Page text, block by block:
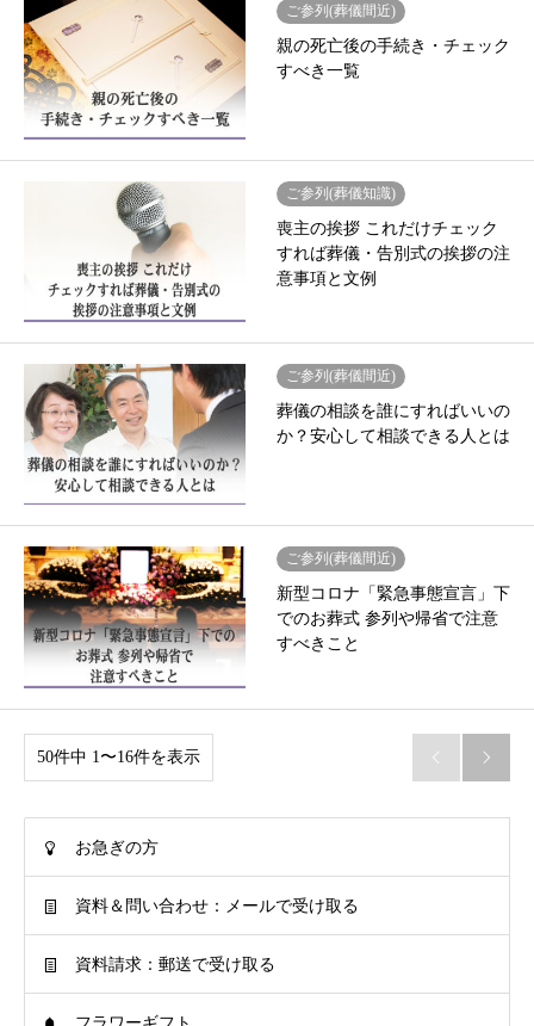
ご参列(葬儀間近)
親の死亡後の手続き・チェック
すべき一覧
ご参列(葬儀知識)
喪主の挨拶 これだけチェック
すれば葬儀・告別式の挨拶の注
意事項と文例
ご参列(葬儀間近)
葬儀の相談を誰にすればいいの
か？安心して相談できる人とは
ご参列(葬儀間近)
新型コロナ「緊急事態宣言」下
でのお葬式 参列や帰省で注意
すべきこと
50件中 1〜16件を表示  
お急ぎの方
資料＆問い合わせ：メールで受け取る
資料請求：郵送で受け取る